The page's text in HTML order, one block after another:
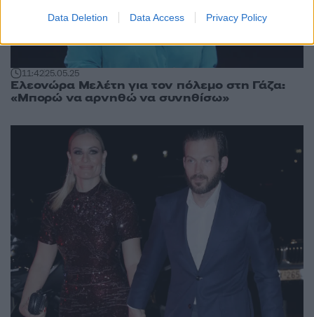
Data Deletion Data Access Privacy Policy
11:4225.05.25
Ελεονώρα Μελέτη για τον πόλεμο στη Γάζα:
«Μπορώ να αρνηθώ να συνηθίσω»